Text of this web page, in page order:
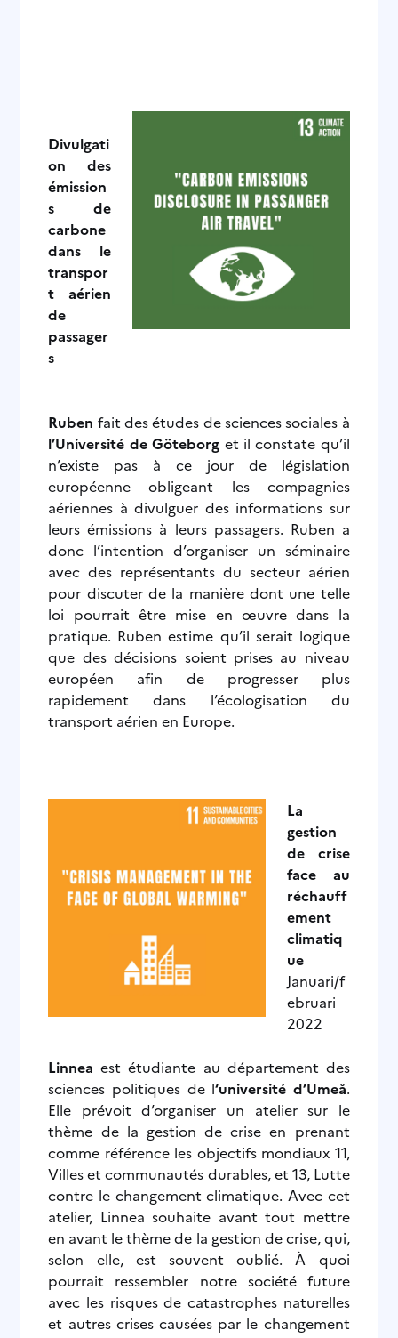
Divulgati
on des
émission
s de
carbone
dans le
transpor
t aérien
de
passager
s
Ruben fait des études de sciences sociales à
l’Université de Göteborg et il constate qu’il
n’existe pas à ce jour de législation
européenne obligeant les compagnies
aériennes à divulguer des informations sur
leurs émissions à leurs passagers. Ruben a
donc l’intention d’organiser un séminaire
avec des représentants du secteur aérien
pour discuter de la manière dont une telle
loi pourrait être mise en œuvre dans la
pratique. Ruben estime qu’il serait logique
que des décisions soient prises au niveau
européen afin de progresser plus
rapidement dans l’écologisation du
transport aérien en Europe.
La
gestion
de crise
face au
réchauff
ement
climatiq
ue
Januari/f
ebruari
2022
Linnea est étudiante au département des
sciences politiques de l‘université d’Umeå.
Elle prévoit d’organiser un atelier sur le
thème de la gestion de crise en prenant
comme référence les objectifs mondiaux 11,
Villes et communautés durables, et 13, Lutte
contre le changement climatique. Avec cet
atelier, Linnea souhaite avant tout mettre
en avant le thème de la gestion de crise, qui,
selon elle, est souvent oublié. À quoi
pourrait ressembler notre société future
avec les risques de catastrophes naturelles
et autres crises causées par le changement